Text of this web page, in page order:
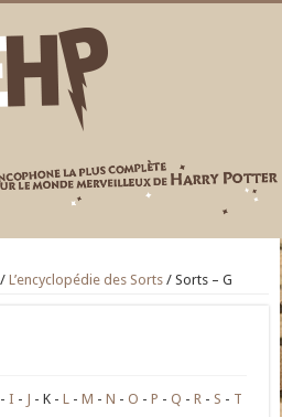
/ L’encyclopédie des Sorts / Sorts – G
I J K L M N O P Q R S
T